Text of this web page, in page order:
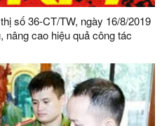
số 36-CT/TW, ngày 16/8/2019
nâng cao hiệu quả công tác